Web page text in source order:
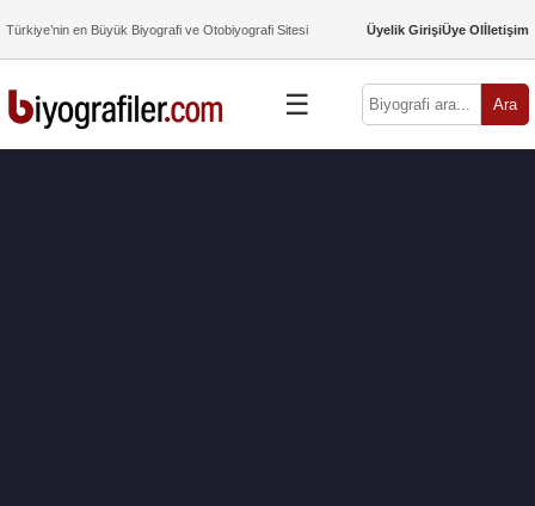
Türkiye’nin en Büyük Biyografi ve Otobiyografi Sitesi Üyelik GirişiÜye Olİletişim
☰ Ara